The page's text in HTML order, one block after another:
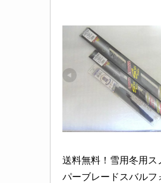
送料無料！雪用冬用ス
パーブレードスバルフ